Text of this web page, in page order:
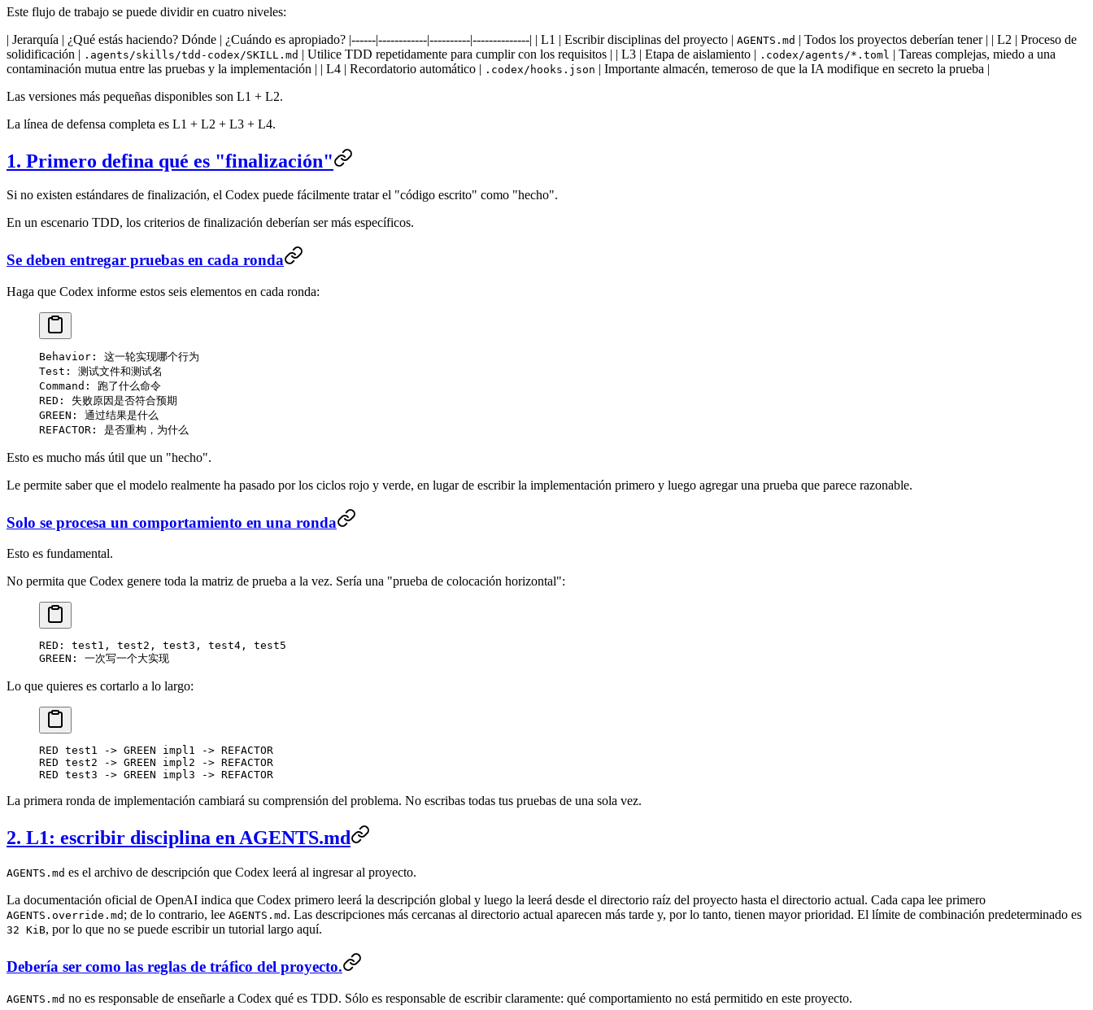
Este flujo de trabajo se puede dividir en cuatro niveles:
| Jerarquía | ¿Qué estás haciendo? Dónde | ¿Cuándo es apropiado? |------|------------|----------|--------------| | L1 | Escribir disciplinas del proyecto | AGENTS.md | Todos los proyectos deberían tener | | L2 | Proceso de
solidificación | .agents/skills/tdd-codex/SKILL.md | Utilice TDD repetidamente para cumplir con los requisitos | | L3 | Etapa de aislamiento | .codex/agents/*.toml | Tareas complejas, miedo a una
contaminación mutua entre las pruebas y la implementación | | L4 | Recordatorio automático | .codex/hooks.json | Importante almacén, temeroso de que la IA modifique en secreto la prueba |
Las versiones más pequeñas disponibles son L1 + L2.
La línea de defensa completa es L1 + L2 + L3 + L4.
1. Primero defina qué es "finalización"
Si no existen estándares de finalización, el Codex puede fácilmente tratar el "código escrito" como "hecho".
En un escenario TDD, los criterios de finalización deberían ser más específicos.
Se deben entregar pruebas en cada ronda
Haga que Codex informe estos seis elementos en cada ronda:
Behavior: 这一轮实现哪个行为
Test: 测试文件和测试名
Command: 跑了什么命令
RED: 失败原因是否符合预期
GREEN: 通过结果是什么
REFACTOR: 是否重构，为什么
Esto es mucho más útil que un "hecho".
Le permite saber que el modelo realmente ha pasado por los ciclos rojo y verde, en lugar de escribir la implementación primero y luego agregar una prueba que parece razonable.
Solo se procesa un comportamiento en una ronda
Esto es fundamental.
No permita que Codex genere toda la matriz de prueba a la vez. Sería una "prueba de colocación horizontal":
RED: test1, test2, test3, test4, test5
GREEN: 一次写一个大实现
Lo que quieres es cortarlo a lo largo:
RED test1 -> GREEN impl1 -> REFACTOR
RED test2 -> GREEN impl2 -> REFACTOR
RED test3 -> GREEN impl3 -> REFACTOR
La primera ronda de implementación cambiará su comprensión del problema. No escribas todas tus pruebas de una sola vez.
2. L1: escribir disciplina en AGENTS.md
AGENTS.md es el archivo de descripción que Codex leerá al ingresar al proyecto.
La documentación oficial de OpenAI indica que Codex primero leerá la descripción global y luego la leerá desde el directorio raíz del proyecto hasta el directorio actual. Cada capa lee primero
AGENTS.override.md ; de lo contrario, lee AGENTS.md . Las descripciones más cercanas al directorio actual aparecen más tarde y, por lo tanto, tienen mayor prioridad. El límite de combinación predeterminado es
32 KiB, por lo que no se puede escribir un tutorial largo aquí.
Debería ser como las reglas de tráfico del proyecto.
AGENTS.md no es responsable de enseñarle a Codex qué es TDD. Sólo es responsable de escribir claramente: qué comportamiento no está permitido en este proyecto.